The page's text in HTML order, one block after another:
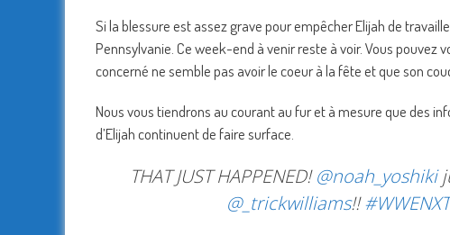
Si la blessure est assez grave pour empêcher Elijah de
Pennsylvanie. Ce week-end à venir reste à voir. Vous pouvez
concerné ne semble pas avoir le coeur à la fête et que son
Nous vous tiendrons au courant au fur et à mesure que des
d’Elijah continuent de faire surface.
THAT JUST HAPPENED!@noah_yoshiki
@_trickwilliams!!#WWENXT